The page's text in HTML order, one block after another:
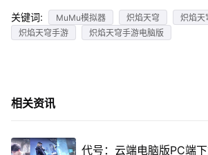
关键词: MuMu模拟器 炽焰天穹
炽焰天
炽焰天穹手游
炽焰天穹手游电脑版
相关资讯
代号：云端电脑版PC端